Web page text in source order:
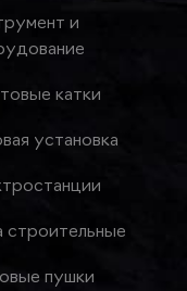
и
катки
установка
строительные
пушки